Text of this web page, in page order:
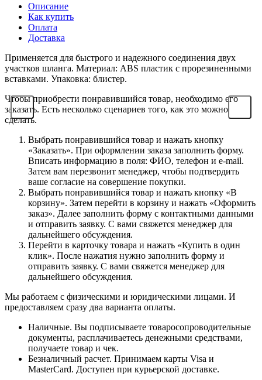
Описание
Как купить
Оплата
Доставка
Применяется для быстрого и надежного соединения двух
участков шланга. Материал: ABS пластик с прорезиненными
вставками. Упаковка: блистер.
Чтобы приобрести понравившийся товар, необходимо его
заказать. Есть несколько сценариев того, как это можно
сделать.
Выбрать понравившийся товар и нажать кнопку
«Заказать». При оформлении заказа заполнить форму.
Вписать информацию в поля: ФИО, телефон и e-mail.
Затем вам перезвонит менеджер, чтобы подтвердить
ваше согласие на совершение покупки.
Выбрать понравившийся товар и нажать кнопку «В
корзину». Затем перейти в корзину и нажать «Оформить
заказ». Далее заполнить форму с контактными данными
и отправить заявку. С вами свяжется менеджер для
дальнейшего обсуждения.
Перейти в карточку товара и нажать «Купить в один
клик». После нажатия нужно заполнить форму и
отправить заявку. С вами свяжется менеджер для
дальнейшего обсуждения.
Мы работаем с физическими и юридическими лицами. И
предоставляем сразу два варианта оплаты.
Наличные. Вы подписываете товаросопроводительные
документы, расплачиваетесь денежными средствами,
получаете товар и чек.
Безналичный расчет. Принимаем карты Visa и
MasterCard. Доступен при курьерской доставке.